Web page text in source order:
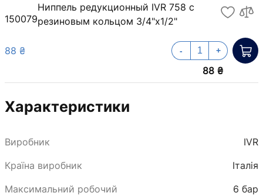
150079
Ниппель редукционный IVR 758 с
резиновым кольцом 3/4"х1/2"
88 ₴
88 ₴
- +
Характеристики
Виробник
IVR
Країна виробник
Італія
Максимальний робочий
6 бар